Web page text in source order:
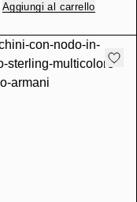
Aggiungi al carrello